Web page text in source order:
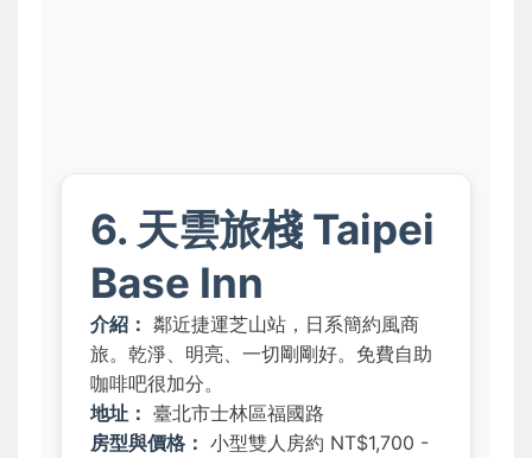
6. 天雲旅棧 Taipei
Base Inn
介紹： 鄰近捷運芝山站，日系簡約風商
旅。乾淨、明亮、一切剛剛好。免費自助
咖啡吧很加分。
地址： 臺北市士林區福國路
房型與價格： 小型雙人房約 NT$1,700 -